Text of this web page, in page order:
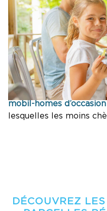
Profitez de nosoffres
des marques Rideauet
leurexcellent rapport
mobil-homes
lesquelles les moins
DÉCOUVREZ